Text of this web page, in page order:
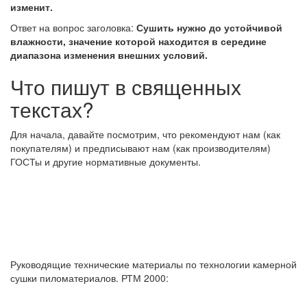
изменит.
Ответ на вопрос заголовка: Сушить нужно до устойчивой
влажности, значение которой находится в середине
диапазона изменения внешних условий.
Что пишут в священных
текстах?
Для начала, давайте посмотрим, что рекомендуют нам (как
покупателям) и предписывают нам (как производителям)
ГОСТы и другие нормативные документы.
Руководящие технические материалы по технологии камерной
сушки пиломатериалов. РТМ 2000: